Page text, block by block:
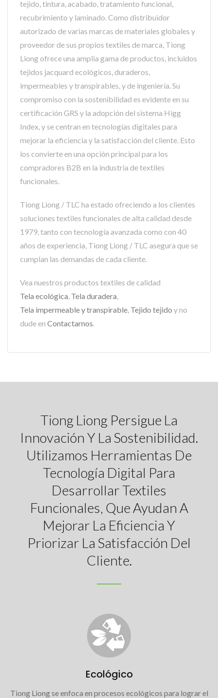
tejido, tintura, acabado, tratamiento funcional,
recubrimiento y laminado. Como distribuidor
autorizado de varias marcas de materiales globales y
proveedor de sus propios textiles de marca, Tiong
Liong ofrece una amplia gama de productos, incluidos
tejidos jacquard ecológicos, duraderos,
impermeables y transpirables, y de ingeniería. Su
compromiso con la sostenibilidad es evidente en su
certificación GRS y la adopción del sistema Higg
Index, y se centran en tecnologías digitales para
mejorar la eficiencia y la satisfacción del cliente. Esto
los convierte en una opción principal para los
compradores B2B en la industria de textiles
funcionales.
Tiong Liong / TLC ha estado ofreciendo a los clientes
soluciones textiles funcionales de alta calidad desde
1979, tanto con tecnología avanzada como con 40
años de experiencia, Tiong Liong / TLC asegura que se
cumplan las demandas de cada cliente.
Vea nuestros productos textiles de calidad
Tela ecológica Tela duradera
Tela impermeable y transpirable Tejido tejido y no
dude en Contactarnos
Tiong Liong Persigue La
Innovación Y La Sostenibilidad.
Utilizamos Herramientas De
Tecnología Digital Para
Desarrollar Textiles
Funcionales, Que Ayudan A
Mejorar La Eficiencia Y
Priorizar La Satisfacción Del
Cliente.
Ecológico
Tiong Liong se enfoca en procesos ecológicos para lograr el